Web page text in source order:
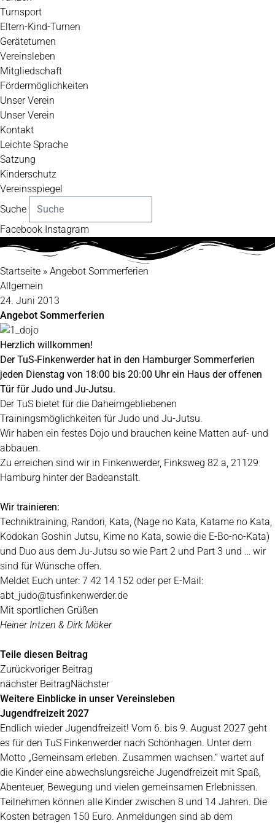
Turnsport
Eltern-Kind-Turnen
Geräteturnen
Vereinsleben
Mitgliedschaft
Fördermöglichkeiten
Unser Verein
Unser Verein
Kontakt
Leichte Sprache
Satzung
Kinderschutz
Vereinsspiegel
Suche
Facebook Instagram
Startseite » Angebot Sommerferien
Allgemein
24. Juni 2013
Angebot Sommerferien
Herzlich willkommen!
Der TuS-Finkenwerder hat in den Hamburger Sommerferien
jeden Dienstag von 18:00 bis 20:00 Uhr ein Haus der offenen
Tür für Judo und Ju-Jutsu.
Der TuS bietet für die Daheimgebliebenen
Trainingsmöglichkeiten für Judo und Ju-Jutsu.
Wir haben ein festes Dojo und brauchen keine Matten auf- und
abbauen.
Zu erreichen sind wir in Finkenwerder, Finksweg 82 a, 21129
Hamburg hinter der Badeanstalt.
Wir trainieren:
Techniktraining, Randori, Kata, (Nage no Kata, Katame no Kata,
Kodokan Goshin Jutsu, Kime no Kata, sowie die E-Bo-no-Kata)
und Duo aus dem Ju-Jutsu so wie Part 2 und Part 3 und … wir
sind für Wünsche offen.
Meldet Euch unter: 7 42 14 152 oder per E-Mail:
abt_judo@tusfinkenwerder.de
Mit sportlichen Grüßen
Heiner Intzen & Dirk Möker
Teile diesen Beitrag
Zurückvoriger Beitrag
nächster BeitragNächster
Weitere Einblicke in unser Vereinsleben
Jugendfreizeit 2027
Endlich wieder Jugendfreizeit! Vom 6. bis 9. August 2027 geht
es für den TuS Finkenwerder nach Schönhagen. Unter dem
Motto „Gemeinsam erleben. Zusammen wachsen.“ wartet auf
die Kinder eine abwechslungsreiche Jugendfreizeit mit Spaß,
Abenteuer, Bewegung und vielen gemeinsamen Erlebnissen.
Teilnehmen können alle Kinder zwischen 8 und 14 Jahren. Die
Kosten betragen 150 Euro. Anmeldungen sind ab dem